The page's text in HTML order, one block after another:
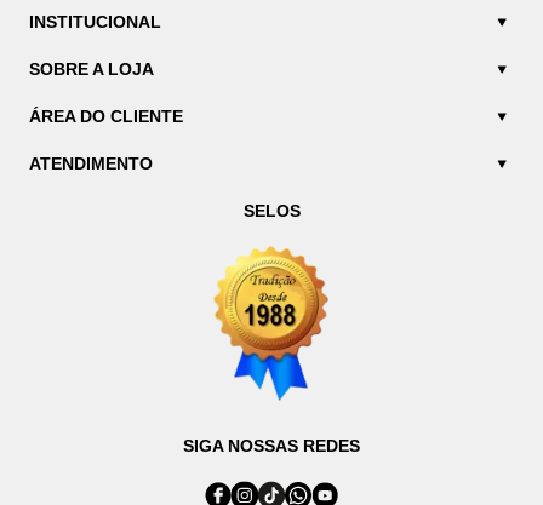
INSTITUCIONAL
SOBRE A LOJA
ÁREA DO CLIENTE
ATENDIMENTO
SELOS
SIGA NOSSAS REDES